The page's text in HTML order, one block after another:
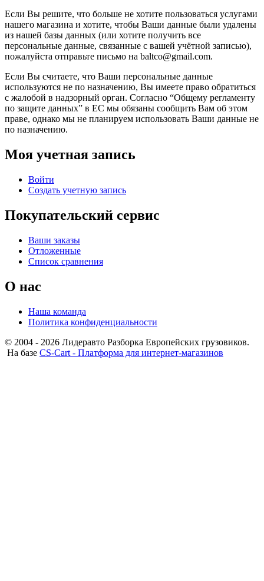
Если Вы решите, что больше не хотите пользоваться услугами
нашего магазина и хотите, чтобы Ваши данные были удалены
из нашей базы данных (или хотите получить все
персональные данные, связанные с вашей учётной записью),
пожалуйста отправьте письмо на baltco@gmail.com.
Если Вы считаете, что Ваши персональные данные
используются не по назначению, Вы имеете право обратиться
с жалобой в надзорный орган. Согласно “Общему регламенту
по защите данных” в ЕС мы обязаны сообщить Вам об этом
праве, однако мы не планируем использовать Ваши данные не
по назначению.
Моя учетная запись
Войти
Создать учетную запись
Покупательский сервис
Ваши заказы
Отложенные
Список сравнения
О нас
Наша команда
Политика конфиденциальности
© 2004 - 2026 Лидеравто Разборка Европейских грузовиков.
На базе CS-Cart - Платформа для интернет-магазинов